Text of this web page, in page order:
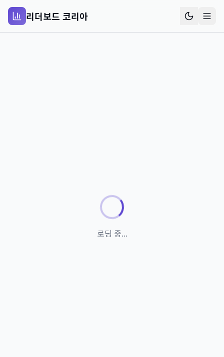
리더보드 코리아
로딩 중...